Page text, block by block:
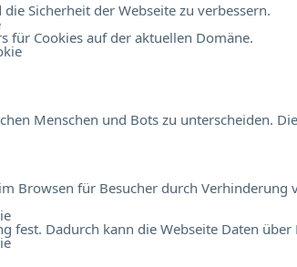
Sicherheit der Webseite zu verbessern.
für Cookies auf der aktuellen Domäne.
Menschen und Bots zu unterscheiden.
Browsen für Besucher durch Verhinderung
fest. Dadurch kann die Webseite Daten